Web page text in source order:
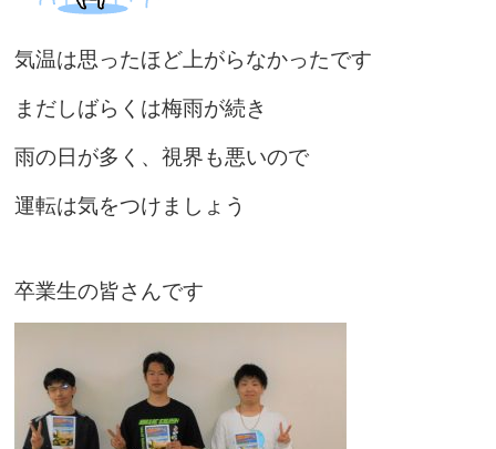
気温は思ったほど上がらなかったです
まだしばらくは梅雨が続き
雨の日が多く、視界も悪いので
運転は気をつけましょう
卒業生の皆さんです